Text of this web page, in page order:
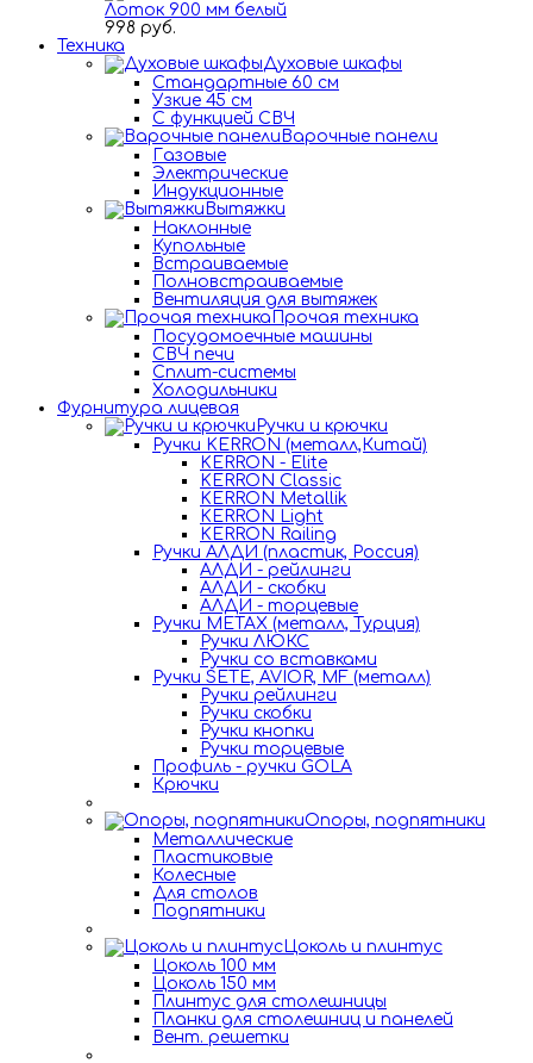
Лоток 900 мм белый
998 руб.
Техника
Духовые шкафы
Стандартные 60 см
Узкие 45 см
С функцией СВЧ
Варочные панели
Газовые
Электрические
Индукционные
Вытяжки
Наклонные
Купольные
Встраиваемые
Полновстраиваемые
Вентиляция для вытяжек
Прочая техника
Посудомоечные машины
СВЧ печи
Сплит-системы
Холодильники
Фурнитура лицевая
Ручки и крючки
Ручки KERRON (металл,Китай)
KERRON - Elite
KERRON Classic
KERRON Metallik
KERRON Light
KERRON Railing
Ручки АЛДИ (пластик, Россия)
АЛДИ - рейлинги
АЛДИ - скобки
АЛДИ - торцевые
Ручки METAX (металл, Турция)
Ручки ЛЮКС
Ручки со вставками
Ручки SETE, AVIOR, MF (металл)
Ручки рейлинги
Ручки скобки
Ручки кнопки
Ручки торцевые
Профиль - ручки GOLA
Крючки
Опоры, подпятники
Металлические
Пластиковые
Колесные
Для столов
Подпятники
Цоколь и плинтус
Цоколь 100 мм
Цоколь 150 мм
Плинтус для столешницы
Планки для столешниц и панелей
Вент. решетки